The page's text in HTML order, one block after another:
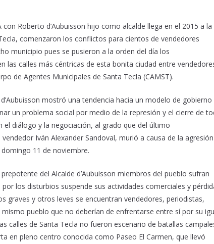
con Roberto d’Aubuisson hijo como alcalde llega en el 2015 a la
comenzaron los conflictos para cientos de vendedores
municipio pues se pusieron a la orden del día los
las calles más céntricas de esta bonita ciudad entre
de Agentes Municipales de Santa Tecla (CAMST).
mostró una tendencia hacia un modelo de gobierno
un problema social por medio de la represión y el cierre de
el diálogo y la negociación, al grado que del último
Iván Alexander Sandoval, murió a causa de la agresión
11 de noviembre.
del Alcalde d’Aubuisson miembros del pueblo sufran
los disturbios suspende sus actividades comerciales y
graves y otros leves se encuentran vendedores, periodistas,
pueblo que no deberían de enfrentarse entre sí por su
calles de Santa Tecla no fueron escenario de batallas
en pleno centro conocida como Paseo El Carmen, que llevó